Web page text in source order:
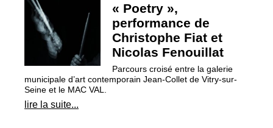
« Poetry »,
performance de
Christophe Fiat et
Nicolas Fenouillat
Parcours croisé entre la galerie
municipale d’art contemporain Jean-Collet de Vitry-sur-
Seine et le MAC VAL
lire la suite...